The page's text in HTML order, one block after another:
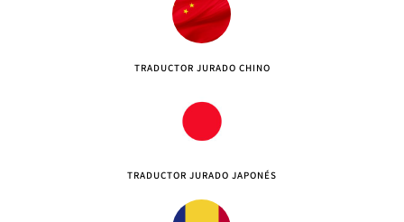
TRADUCTOR JURADO CHINO
TRADUCTOR JURADO JAPONÉS